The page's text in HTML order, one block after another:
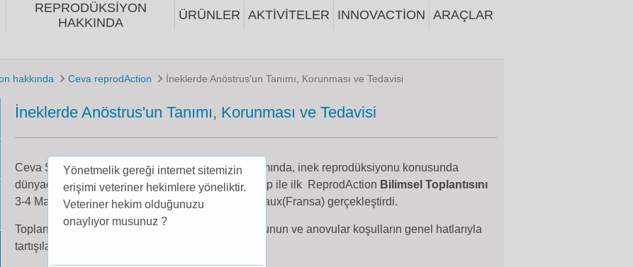
REPRODÜKSIYON
HAKKINDA
ÜRÜNLER AKTIVITELER INNOVACTION ARAÇLAR
hakkında Ceva reprodAction İneklerde Anöstrus'un Tanımı, Korunması ve Tedavisi
İneklerde Anöstrus'un Tanımı, Korunması ve Tedavisi
Ceva Santé Animale reprodAction vizyonu kapsamında, inek reprodüksiyonu konusunda
dünyaca ünlü araştırmacılardan oluşturulan bir grup ile ilk ReprodAction Bilimsel Toplantısını
3-4 Mayıs tarihleri arasında Grand Hôtel de Bordeaux(Fransa) gerçekleştirdi.
Toplantının ana amacı, ineklerdeki
olgusunun ve anovular koşulların genel hatlarıyla
tartışılarak aydınlatılmasıydı.
Yönetmelik gereği internet sitemizin
erişimi veteriner hekimlere yöneliktir.
Veteriner hekim olduğunuzu
onaylıyor musunuz ?